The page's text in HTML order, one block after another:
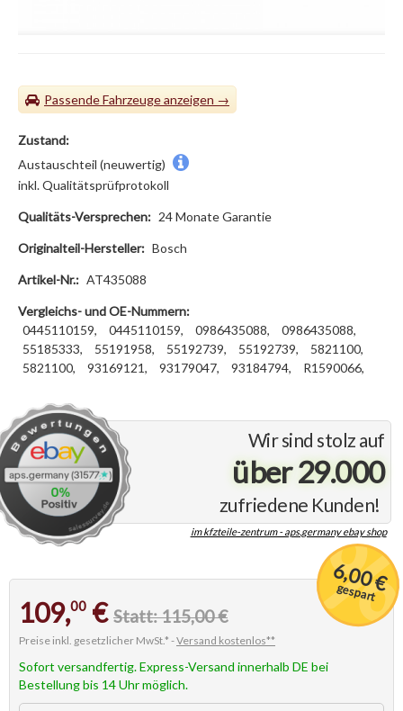
Passende Fahrzeuge
Wir sind stolz auf
über 29.000
zufriedene Kunden!
im kfzteile-zentrum - aps.germany ebay shop
Zustand:
Austauschteil (neuwertig)
inkl. Qualitätsprüfprotokoll
Qualitäts-Versprechen: 24 Monate Garantie
Originalteil-Hersteller: Bosch
Artikel-Nr.: AT435088
Vergleichs- und OE-Nummern:
0445110159,
0445110159, 0986435088,
0986435088,
55185333,
55191958, 55192739, 55192739,
5821100,
5821100,
93169121, 93179047, 93184794, R1590066,
6,00 €
gespart
109,00 € Statt: 115,00 €
Preise inkl. gesetzlicher MwSt.* -Versand kostenlos**
Sofort versandfertig. Express-Versand innerhalb DE bei
Bestellung bis 14 Uhr möglich.